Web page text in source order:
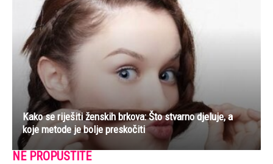
Kako se riješiti ženskih brkova: Što stvarno djeluje, a
koje metode je bolje preskočiti
NE PROPUSTITE